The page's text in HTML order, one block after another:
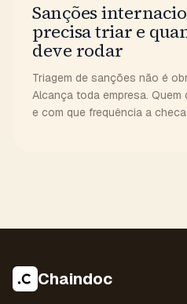
Sanções
precisa triar e
deve rodar
Triagem de sanções não é
Alcança toda empresa.
e com que frequência a
Chaindoc